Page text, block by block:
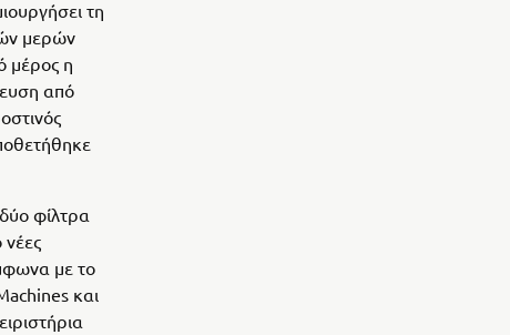
τη
μερών
μέρος η
από
φίλτρα
με το
και